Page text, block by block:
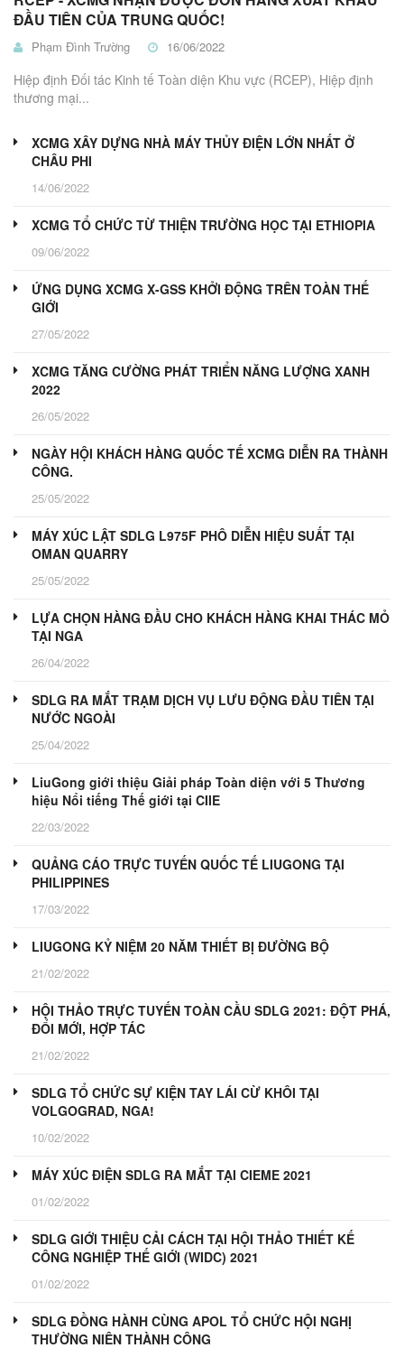
ĐẦU TIÊN CỦA TRUNG QUỐC!
Phạm Đình Trường 16/06/2022
Hiệp định Đối tác Kinh tế Toàn diện Khu vực (RCEP), Hiệp định
thương mại...
XCMG XÂY DỰNG NHÀ MÁY THỦY ĐIỆN LỚN NHẤT Ở
CHÂU PHI
14/06/2022
XCMG TỔ CHỨC TỪ THIỆN TRƯỜNG HỌC TẠI ETHIOPIA
09/06/2022
ỨNG DỤNG XCMG X-GSS KHỞI ĐỘNG TRÊN TOÀN THẾ
GIỚI
27/05/2022
XCMG TĂNG CƯỜNG PHÁT TRIỂN NĂNG LƯỢNG XANH
2022
26/05/2022
NGÀY HỘI KHÁCH HÀNG QUỐC TẾ XCMG DIỄN RA THÀNH
CÔNG.
25/05/2022
MÁY XÚC LẬT SDLG L975F PHÔ DIỄN HIỆU SUẤT TẠI
OMAN QUARRY
25/05/2022
LỰA CHỌN HÀNG ĐẦU CHO KHÁCH HÀNG KHAI THÁC MỎ
TẠI NGA
26/04/2022
SDLG RA MẮT TRẠM DỊCH VỤ LƯU ĐỘNG ĐẦU TIÊN TẠI
NƯỚC NGOÀI
25/04/2022
LiuGong giới thiệu Giải pháp Toàn diện với 5 Thương
hiệu Nổi tiếng Thế giới tại CIIE
22/03/2022
QUẢNG CÁO TRỰC TUYẾN QUỐC TẾ LIUGONG TẠI
PHILIPPINES
17/03/2022
LIUGONG KỶ NIỆM 20 NĂM THIẾT BỊ ĐƯỜNG BỘ
21/02/2022
HỘI THẢO TRỰC TUYẾN TOÀN CẦU SDLG 2021: ĐỘT PHÁ,
ĐỔI MỚI, HỢP TÁC
21/02/2022
SDLG TỔ CHỨC SỰ KIỆN TAY LÁI CỪ KHÔI TẠI
VOLGOGRAD, NGA!
10/02/2022
MÁY XÚC ĐIỆN SDLG RA MẮT TẠI CIEME 2021
01/02/2022
SDLG GIỚI THIỆU CẢI CÁCH TẠI HỘI THẢO THIẾT KẾ
CÔNG NGHIỆP THẾ GIỚI (WIDC) 2021
01/02/2022
SDLG ĐỒNG HÀNH CÙNG APOL TỔ CHỨC HỘI NGHỊ
THƯỜNG NIÊN THÀNH CÔNG